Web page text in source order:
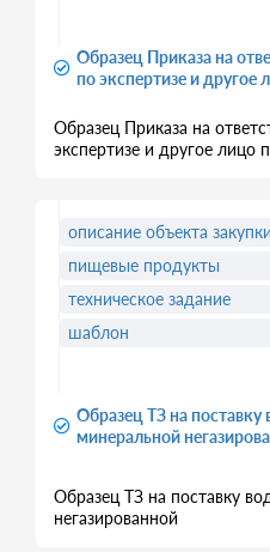
Образец Приказа на
по экспертизе и другое
Образец Приказа на
экспертизе и другое лицо
Образец ТЗ на поставку
минеральной
Образец ТЗ на поставку
негазированной
описание объекта закупки
пищевые продукты
техническое задание
шаблон